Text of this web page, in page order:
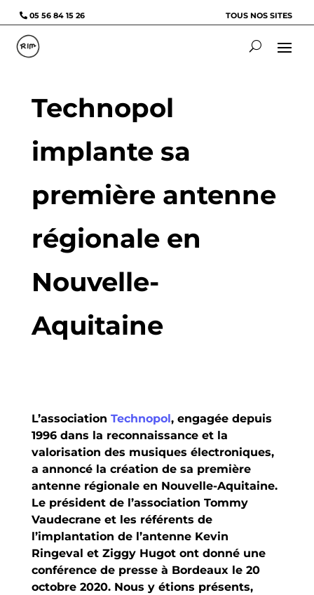
05 56 84 15 26 TOUS NOS SITES
Technopol
implante sa
première antenne
régionale en
Nouvelle-
Aquitaine
L’association Technopol , engagée depuis
1996 dans la reconnaissance et la
valorisation des musiques électroniques,
a annoncé la création de sa première
antenne régionale en Nouvelle-Aquitaine.
Le président de l’association Tommy
Vaudecrane et les référents de
l’implantation de l’antenne Kevin
Ringeval et Ziggy Hugot ont donné une
conférence de presse à Bordeaux le 20
octobre 2020. Nous y étions présents,